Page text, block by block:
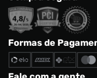
Formas de